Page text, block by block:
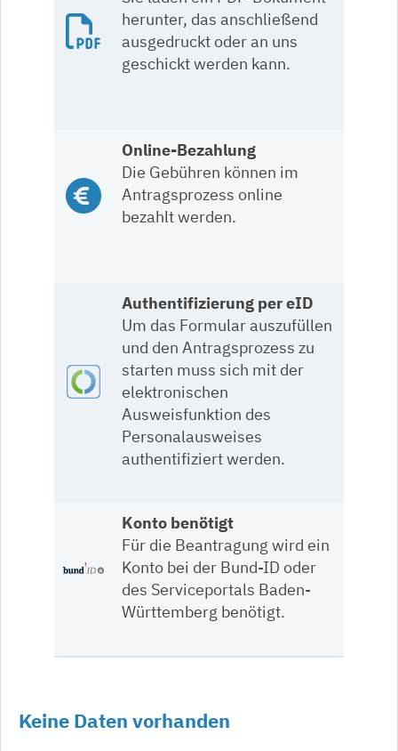
herunter, das anschließend
ausgedruckt oder an uns
geschickt werden kann.
Online-Bezahlung
Die Gebühren können im
Antragsprozess online
bezahlt werden.
Authentifizierung per eID
Um das Formular auszufüllen
und den Antragsprozess zu
starten muss sich mit der
elektronischen
Ausweisfunktion des
Personalausweises
authentifiziert werden.
Konto benötigt
Für die Beantragung wird ein
Konto bei der Bund-ID oder
des Serviceportals Baden-
Württemberg benötigt.
Keine Daten vorhanden